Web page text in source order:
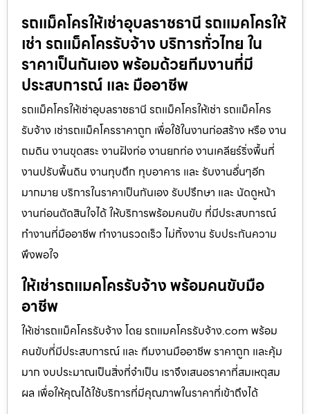
รถแม็คโครให้เช่าอุบลราชธานี รถแมคโครให้
เช่า รถแม็คโครรับจ้าง บริการทั่วไทย ใน
ราคาเป็นกันเอง พร้อมด้วยทีมงานที่มี
ประสบการณ์ และ มืออาชีพ
รถแม็คโครให้เช่าอุบลราชธานี รถแม็คโครให้เช่า รถแม็คโคร
รับจ้าง เช่ารถแม็คโครราคาถูก เพื่อใช้ในงานก่อสร้าง หรือ งาน
ถมดิน งานขุดสระ งานฝังท่อ งานยกท่อ งานเคลียร์ริ่งพื้นที่
งานปรับพื้นดิน งานทุบตึก ทุบอาคาร และ รับงานอื่นๆอีก
มากมาย บริการในราคาเป็นกันเอง รับปรึกษา และ นัดดูหน้า
งานก่อนตัดสินใจได้ ให้บริการพร้อมคนขับ ที่มีประสบการณ์
ทำงานที่มืออาชีพ ทำงานรวดเร็ว ไม่ทิ้งงาน รับประกันความ
พึงพอใจ
ให้เช่ารถแมคโครรับจ้าง พร้อมคนขับมือ
อาชีพ
ให้เช่ารถแม็คโครรับจ้าง โดย รถแมคโครรับจ้าง.com พร้อม
คนขับที่มีประสบการณ์ และ ทีมงานมืออาชีพ ราคาถูก และคุ้ม
มาก งบประมาณเป็นสิ่งที่จำเป็น เราจึงเสนอราคาที่สมเหตุสม
ผล เพื่อให้คุณได้ใช้บริการที่มีคุณภาพในราคาที่เข้าถึงได้